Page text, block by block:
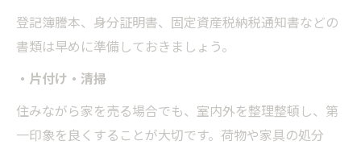
登記簿謄本、身分証明書、固定資産税納税通知書などの
書類は早めに準備しておきましょう。
・片付け・清掃
住みながら家を売る場合でも、室内外を整理整頓し、第
一印象を良くすることが大切です。荷物や家具の処分